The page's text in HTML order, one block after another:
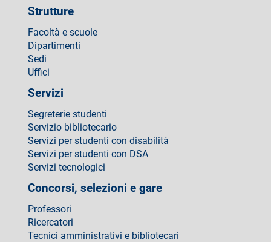
Strutture
Facoltà e scuole
Dipartimenti
Sedi
Uffici
Servizi
Segreterie studenti
Servizio bibliotecario
Servizi per studenti con disabilità
Servizi per studenti con DSA
Servizi tecnologici
Concorsi, selezioni e gare
Professori
Ricercatori
Tecnici amministrativi e bibliotecari